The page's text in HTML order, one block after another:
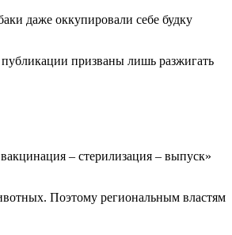
даже оккупировали себе будку
призваны лишь разжигать
– стерилизация – выпуск»
Поэтому региональным властям